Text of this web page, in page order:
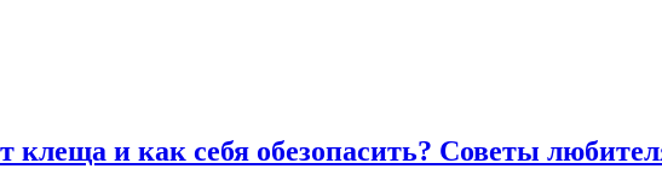
клеща и как себя обезопасить? Советы